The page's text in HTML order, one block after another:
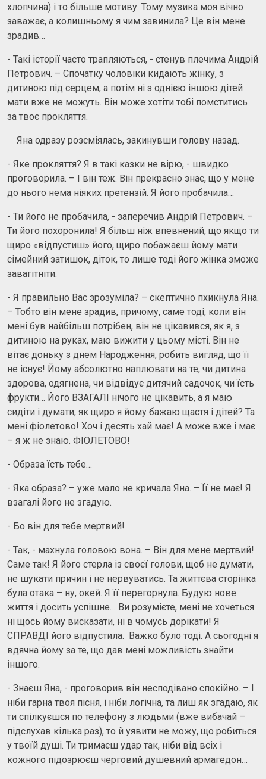
хлопчина) і то більше мотиву. Тому музика моя вічно
заважає, а колишньому я чим завинила? Це він мене
зрадив…
- Такі історії часто трапляються, - стенув плечима Андрій
Петрович. – Спочатку чоловіки кидають жінку, з
дитиною під серцем, а потім ні з однією іншою дітей
мати вже не можуть. Він може хотіти тобі помститись
за твоє прокляття.
Яна одразу розсміялась, закинувши голову назад.
- Яке прокляття? Я в такі казки не вірю, - швидко
проговорила. – І він теж. Він прекрасно знає, що у мене
до нього нема ніяких претензій. Я його пробачила…
- Ти його не пробачила, - заперечив Андрій Петрович. –
Ти його похоронила! Я більш ніж впевнений, що якщо ти
щиро «відпустиш» його, щиро побажаєш йому мати
сімейний затишок, діток, то лише тоді його жінка зможе
завагітніти.
- Я правильно Вас зрозуміла? – скептично пхикнула Яна.
– Тобто він мене зрадив, причому, саме тоді, коли він
мені був найбільш потрібен, він не цікавився, як я, з
дитиною на руках, маю вижити у цьому місті. Він не
вітає доньку з днем Народження, робить вигляд, що її
не існує! Йому абсолютно наплювати на те, чи дитина
здорова, одягнена, чи відвідує дитячий садочок, чи їсть
фрукти… Його ВЗАГАЛІ нічого не цікавить, а я маю
сидіти і думати, як щиро я йому бажаю щастя і дітей? Та
мені фіолетово! Хоч і десять хай має! А може вже і має
– я ж не знаю. ФІОЛЕТОВО!
- Образа їсть тебе…
- Яка образа? – уже мало не кричала Яна. – Її не має! Я
взагалі його не згадую.
- Бо він для тебе мертвий!
- Так, - махнула головою вона. – Він для мене мертвий!
Саме так! Я його стерла із своєї голови, щоб не думати,
не шукати причин і не нервуватись. Та життєва сторінка
була отака – ну, окей. Я її перегорнула. Будую нове
життя і досить успішне… Ви розумієте, мені не хочеться
ні щось йому висказати, ні в чомусь дорікати! Я
СПРАВДІ його відпустила. Важко було тоді. А сьогодні я
вдячна йому за те, що дав мені можливість знайти
іншого.
- Знаєш Яна, - проговорив він несподівано спокійно. – І
ніби гарна твоя пісня, і ніби логічна, та лиш як згадаю, як
ти спілкуєшся по телефону з людьми (вже вибачай –
підслухав кілька раз), то й уявити не можу, що робиться
у твоїй душі. Ти тримаєш удар так, ніби від всіх і
кожного підозрюєш черговий душевний армагедон…